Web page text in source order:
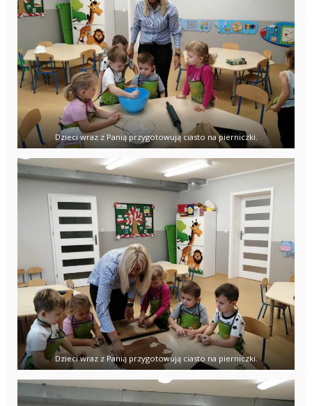
Dzieci wraz z Panią przygotowują ciasto na pierniczki.
Dzieci wraz z Panią przygotowują ciasto na pierniczki.